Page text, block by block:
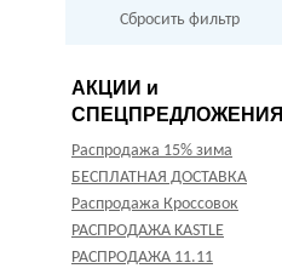
Сбросить фильтр
АКЦИИ и
СПЕЦПРЕДЛОЖЕНИЯ
Распродажа 15% зима
БЕСПЛАТНАЯ ДОСТАВКА
Распродажа Кроссовок
РАСПРОДАЖА KASTLE
РАСПРОДАЖА 11.11